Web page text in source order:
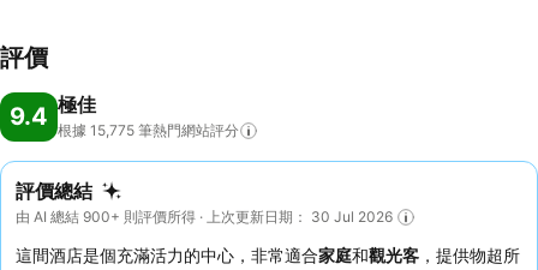
評價
9.4 極佳
根據 15,775 筆熱門網站評分
評價總結
由 AI 總結 900+ 則評價所得 · 上次更新日期： 30 Jul 2026
這間酒店是個充滿活力的中心，非常適合家庭和觀光客 ，提供物超所